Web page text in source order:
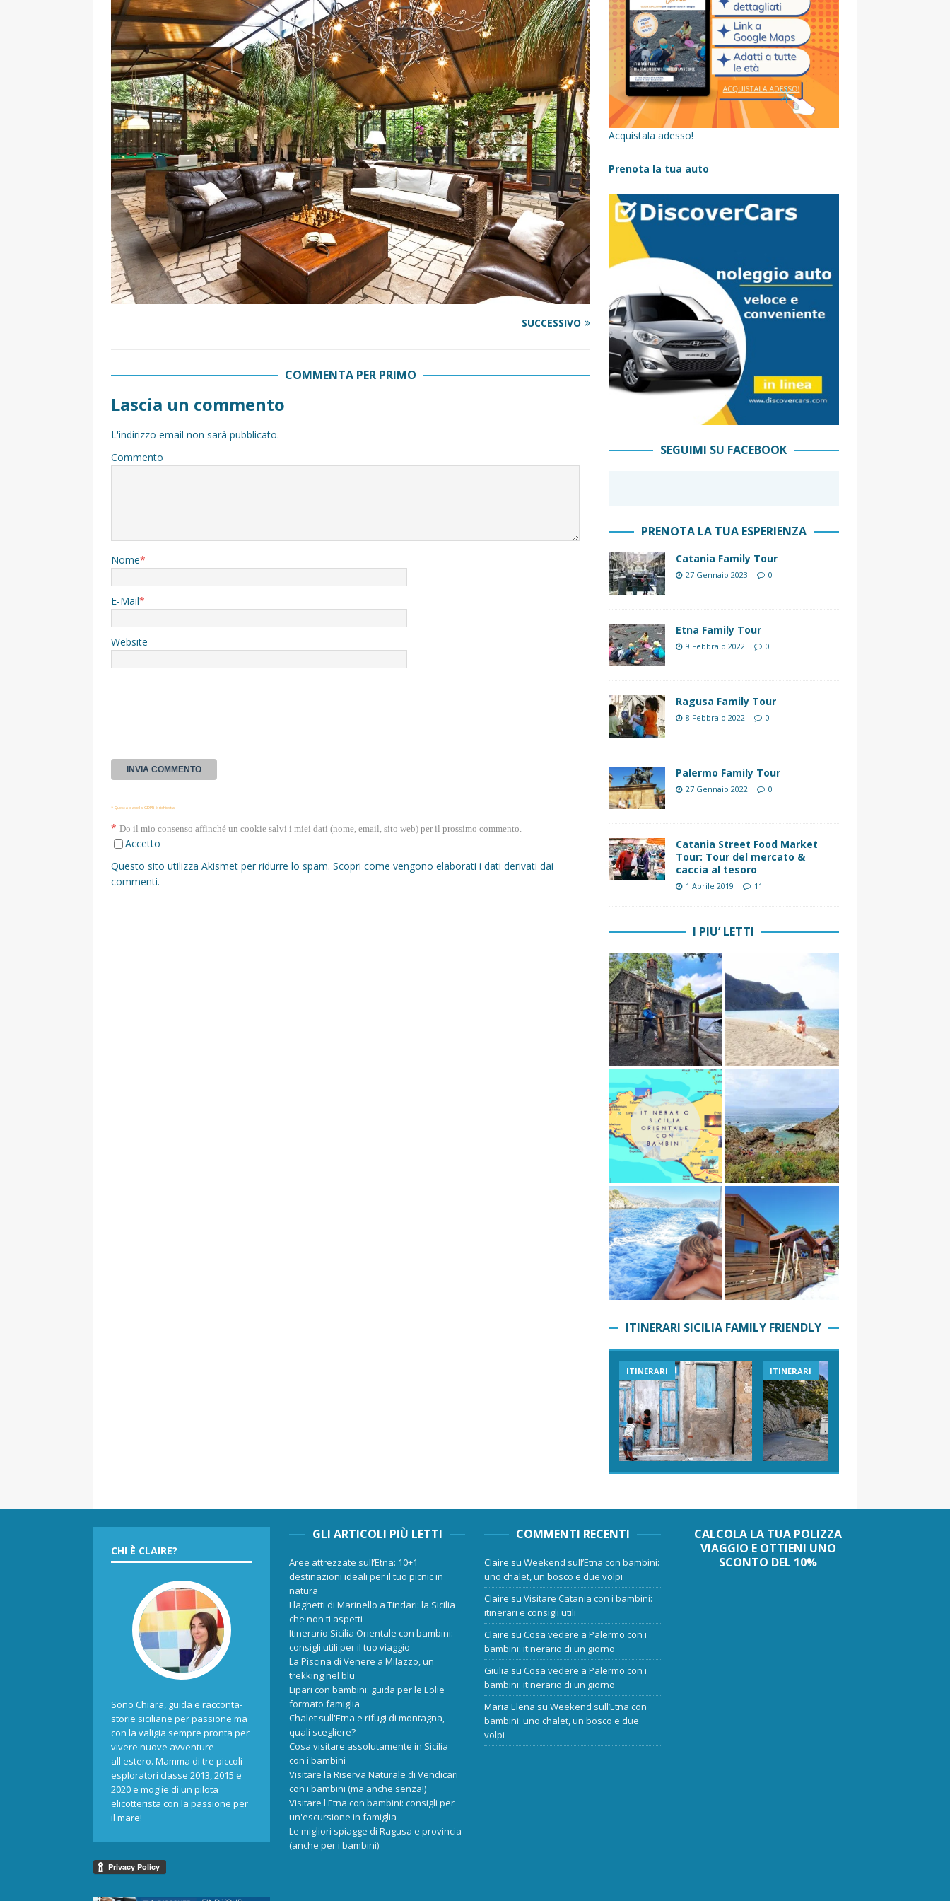
[ 17 Dicembre 2025 ] Organizzare un viaggio in Sicilia con i bambini (senza stress)
CONSIGLI
UTILI
[ 14 Settembre 2025 ] Rifugi e Bivacchi sull’Etna: Guida Completa per Famiglie
SENTIERI,
PARCHI NATURALI E AREE PICNIC
[ 2 Aprile 2025 ] Escursioni in Sicilia con bambini: itinerari imperdibili (+ consigli utili)- Parte 1
VIAGGI IN SICILIA
[ 17 Settembre 2023 ] Vendemmia con i bambini in Sicilia, dove andare?
FATTORIE
DIDATTICHE
[ 19 Gennaio 2023 ] Visitare la Fiumara d’Arte con i bambini, quando la natura incontra l’arte
VIAGGI IN SICILIA
[ 20 Marzo 2022 ] Cosa fare in Sicilia con i bambini: mare, attività e tour a prova di famiglia
VIAGGI IN SICILIA
SUCCESSIVO
COMMENTA PER PRIMO
Lascia un commento
L'indirizzo email non sarà pubblicato.
Commento
Nome*
E-Mail*
Website
* Questa casella GDPR è richiesta
* Do il mio consenso affinché un cookie salvi i miei dati (nome, email, sito web) per il prossimo commento.
Accetto
Questo sito utilizza Akismet per ridurre lo spam. Scopri come vengono elaborati i dati derivati dai
commenti.
Acquistala adesso!
Prenota la tua auto
SEGUIMI SU FACEBOOK
PRENOTA LA TUA ESPERIENZA
Catania Family Tour
27 Gennaio 2023 0
Etna Family Tour
9 Febbraio 2022 0
Ragusa Family Tour
8 Febbraio 2022 0
Palermo Family Tour
27 Gennaio 2022 0
Catania Street Food Market
Tour: Tour del mercato &
caccia al tesoro
1 Aprile 2019 11
I PIU’ LETTI
ITINERARI SICILIA FAMILY FRIENDLY
ITINERARI ITINERARI
CHI È CLAIRE?
Sono Chiara, guida e racconta-
storie siciliane per passione ma
con la valigia sempre pronta per
vivere nuove avventure
all'estero. Mamma di tre piccoli
esploratori classe 2013, 2015 e
2020 e moglie di un pilota
elicotterista con la passione per
il mare!
GLI ARTICOLI PIÙ LETTI
Aree attrezzate sull’Etna: 10+1
destinazioni ideali per il tuo picnic in
natura
I laghetti di Marinello a Tindari: la Sicilia
che non ti aspetti
Itinerario Sicilia Orientale con bambini:
consigli utili per il tuo viaggio
La Piscina di Venere a Milazzo, un
trekking nel blu
Lipari con bambini: guida per le Eolie
formato famiglia
Chalet sull'Etna e rifugi di montagna,
quali scegliere?
Cosa visitare assolutamente in Sicilia
con i bambini
Visitare la Riserva Naturale di Vendicari
con i bambini (ma anche senza!)
Visitare l'Etna con bambini: consigli per
un'escursione in famiglia
Le migliori spiagge di Ragusa e provincia
(anche per i bambini)
COMMENTI RECENTI
Claire suWeekend sull’Etna con bambini:
uno chalet, un bosco e due volpi
Claire suVisitare Catania con i bambini:
itinerari e consigli utili
Claire suCosa vedere a Palermo con i
bambini: itinerario di un giorno
Giulia suCosa vedere a Palermo con i
bambini: itinerario di un giorno
Maria Elena suWeekend sull’Etna con
bambini: uno chalet, un bosco e due
volpi
CALCOLA LA TUA POLIZZA
VIAGGIO E OTTIENI UNO
SCONTO DEL 10%